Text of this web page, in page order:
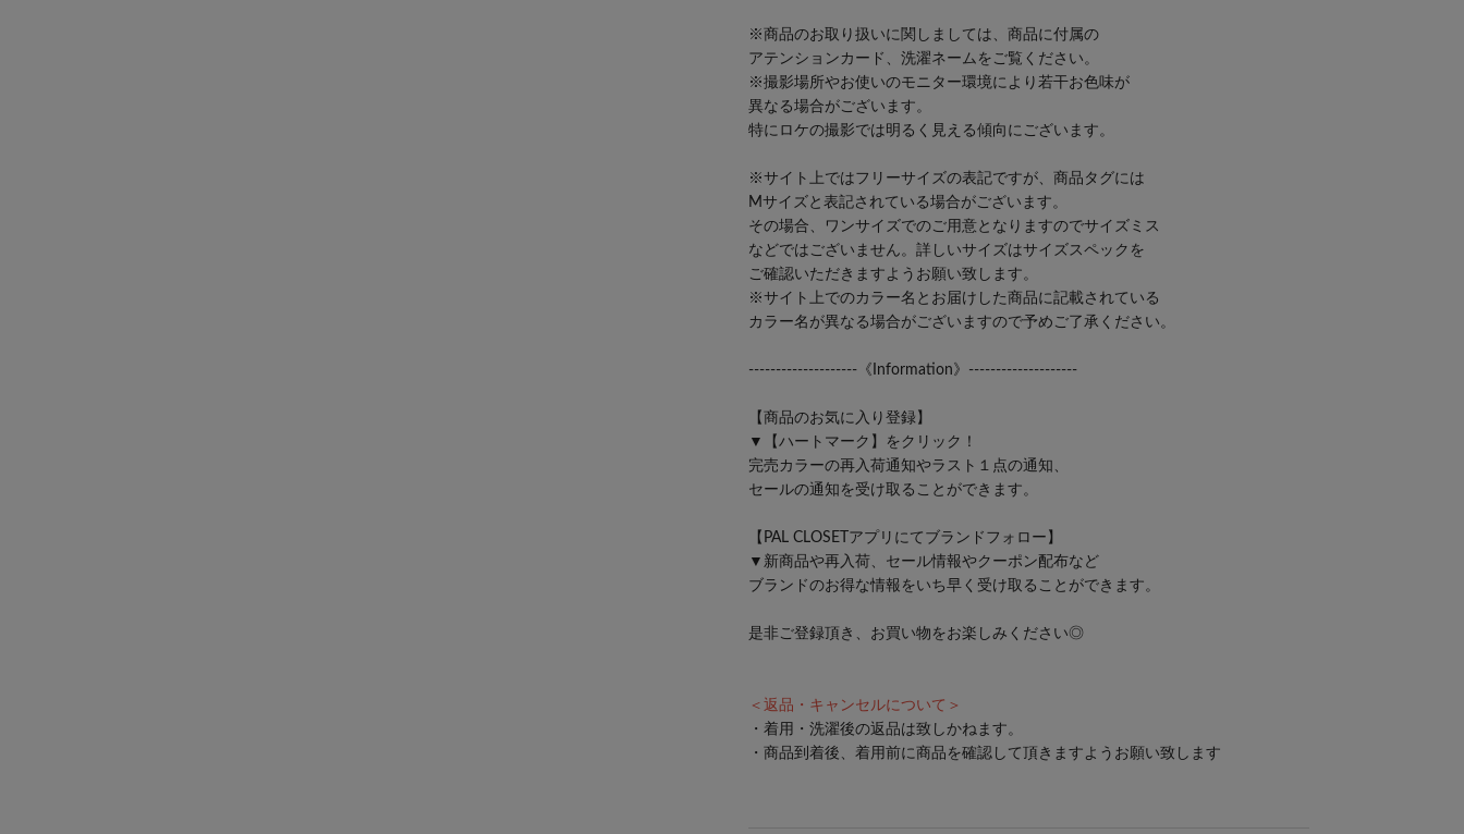
※商品のお取り扱いに関しましては、商品に付属の
アテンションカード、洗濯ネームをご覧ください。
※撮影場所やお使いのモニター環境により若干お色味が
異なる場合がございます。
特にロケの撮影では明るく見える傾向にございます。
※サイト上ではフリーサイズの表記ですが、商品タグには
Mサイズと表記されている場合がございます。
その場合、ワンサイズでのご用意となりますのでサイズミス
などではございません。詳しいサイズはサイズスペックを
ご確認いただきますようお願い致します。
※サイト上でのカラー名とお届けした商品に記載されている
カラー名が異なる場合がございますので予めご了承ください。
--------------------《Information》--------------------
【商品のお気に入り登録】
▼【ハートマーク】をクリック！
完売カラーの再入荷通知やラスト１点の通知、
セールの通知を受け取ることができます。
【PAL CLOSETアプリにてブランドフォロー】
▼新商品や再入荷、セール情報やクーポン配布など
ブランドのお得な情報をいち早く受け取ることができます。
是非ご登録頂き、お買い物をお楽しみください◎
＜返品・キャンセルについて＞
・着用・洗濯後の返品は致しかねます。
・商品到着後、着用前に商品を確認して頂きますようお願い致します